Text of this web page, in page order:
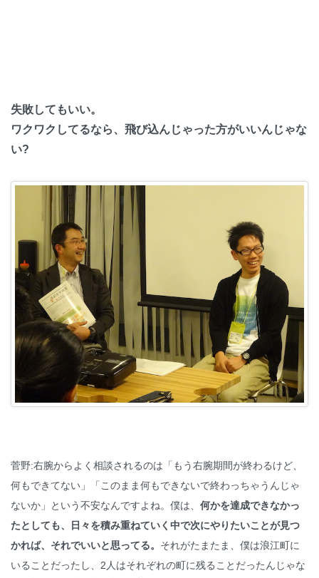
失敗してもいい。
ワクワクしてるなら、飛び込んじゃった方がいいんじゃな
い?
菅野:右腕からよく相談されるのは「もう右腕期間が終わるけど、
何もできてない」「このまま何もできないで終わっちゃうんじゃ
ないか」という不安なんですよね。僕は、 何かを達成できなかっ
たとしても、日々を積み重ねていく中で次にやりたいことが見つ
かれば、それでいいと思ってる。 それがたまたま、僕は浪江町に
いることだったし、2人はそれぞれの町に残ることだったんじゃな